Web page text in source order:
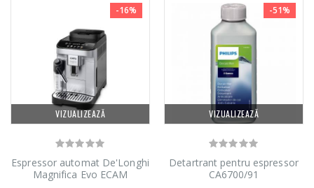
VIZUALIZEAZĂ
-16%
Espressor automat De'Longhi
Magnifica Evo ECAM
VIZUALIZEAZĂ
-51%
Detartrant pentru espressor
CA6700/91